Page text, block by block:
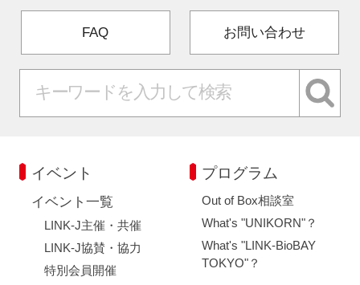
FAQ お問い合わせ
イベント
イベント一覧
LINK-J主催・共催
LINK-J協賛・協力
特別会員開催
プログラム
Out of Box相談室
What's "UNIKORN"？
What's "LINK-BioBAY
TOKYO"？